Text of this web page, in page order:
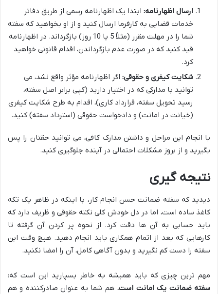
ارسال اظهارنامه: ابتدا یک اظهارنامه رسمی از طریق دفاتر
خدمات قضایی به کارفرما ارسال کنید و از او بخواهید که سفته
شما را در مهلت مقرر (مثلاً 5 یا 10 روز) بازگرداند. در اظهارنامه
قید کنید که در صورت عدم بازگرداندن، اقدام قانونی خواهید
کرد.
شکایت کیفری و حقوقی: اگر اظهارنامه مؤثر واقع نشد، می
توانید با مدارکی که در اختیار دارید (کپی برابر اصل سفته،
رسید تحویل سفته، قرارداد کاری)، اقدام به طرح شکایت کیفری
(خیانت در امانت) و دادخواست حقوقی (استرداد سفته) کنید.
با انجام این مراحل و داشتن مدارک کافی، می توانید حقتان را پس
بگیرید و از بروز مشکلات احتمالی در آینده جلوگیری کنید.
نتیجه گیری
دیدید که سفته ضمانت حسن انجام کار، با اینکه در ظاهر یک تکه
کاغذ ساده است، اما در دل خودش کلی نکته حقوقی و ظریف دارد که
باید حسابی به آن ها دقت کرد. از نحوه پر کردن آن گرفته تا
کارهایی که بعد از اتمام همکاری باید انجام دهید. هیچ وقت این
سفته را دست کم نگیرید و بدون آگاهی کامل، آن را امضا نکنید.
مهم ترین چیزی که باید همیشه به خاطر بسپارید این است که:
سفته ضمانت یک امانت است. هم شما به عنوان صادرکننده و هم